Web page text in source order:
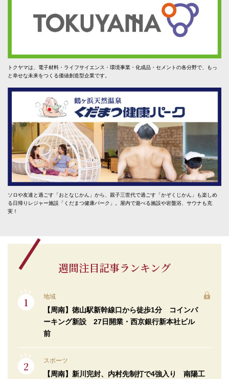
トクヤマは、電子材料・ライフサイエンス・環境事業・化成品・セメントの各分野で、もっ
と幸せな未来をつくる価値創造型企業です。
ソロや友達と過ごす「おとなじかん」から、親子三世代で過ごす「かぞくじかん」も楽しめ
る日帰りレジャー施設「くだまつ健康パーク」。屋内で遊べる施設や岩盤浴、サウナも充
実！
週間注目記事ランキング
地域
【周南】徳山駅新幹線口から徒歩1分 コインパ
ーキング新設 27日開業・西京銀行新本社ビル
前
スポーツ
【周南】新川完封、内村先制打で4強入り 南陽工